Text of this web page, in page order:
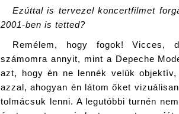
Ezúttal is tervezel koncertfilmet
2001-ben is tetted?
Remélem, hogy fogok! Vicces,
számomra annyit, mint a Depeche
azt, hogy én ne lennék velük
azzal, ahogyan én látom őket
tolmácsuk lenni. A legutóbbi turnén